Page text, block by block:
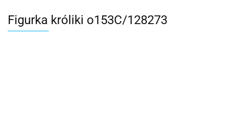
Figurka króliki o153C/128273